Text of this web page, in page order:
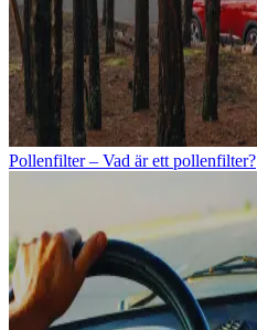
Pollenfilter – Vad är ett pollenfilter?